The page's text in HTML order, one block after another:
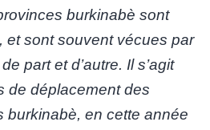
burkinabè sont
et sont souvent vécues par
part et d’autre. Il s’agit
de déplacement des
burkinabè, en cette année